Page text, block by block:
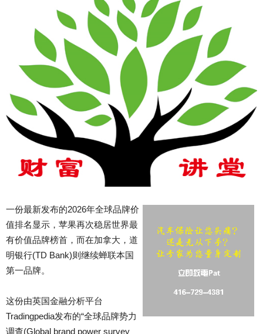
一份最新发布的2026年全球品牌价
值排名显示，苹果再次稳居世界最
有价值品牌榜首，而在加拿大，道
明银行(TD Bank)则继续蝉联本国
第一品牌。
这份由英国金融分析平台
Tradingpedia发布的“全球品牌势力
调查(Global brand power survey